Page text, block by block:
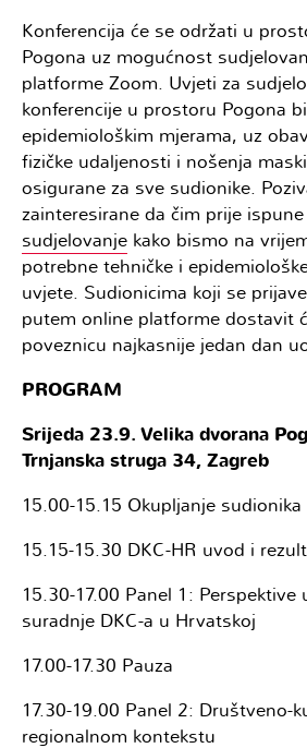
Konferencija će se održati u
Pogona uz mogućnost
platforme Zoom. Uvjeti za
konferencije u prostoru Pogona
epidemiološkim mjerama, uz
fizičke udaljenosti i nošenja
osigurane za sve sudionike.
zainteresirane da čim prije ispune
sudjelovanje kako bismo na
potrebne tehničke i
uvjete. Sudionicima koji se
putem online platforme dostavit
poveznicu najkasnije jedan dan
PROGRAM
Srijeda 23.9. Velika dvorana
Trnjanska struga 34, Zagreb
15.00-15.15 Okupljanje sudionika
15.15-15.30 DKC-HR uvod i
15.30-17.00 Panel 1: Perspektive
suradnje DKC-a u Hrvatskoj
17.00-17.30 Pauza
17.30-19.00 Panel 2: Društveno-
regionalnom kontekstu